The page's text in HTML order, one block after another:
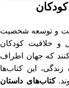
و توسعه شخصیت
و خلاقیت کودکان
که جهان اطراف
زندگی، این کتاب‌ها
کتابهای داستان